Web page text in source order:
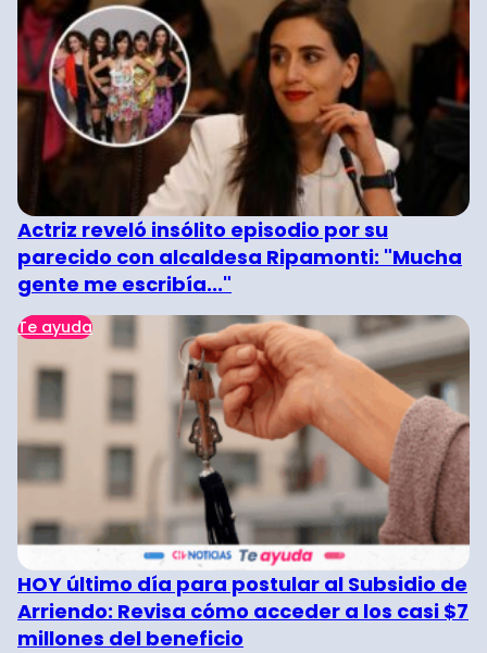
Actriz reveló insólito episodio por su
parecido con alcaldesa Ripamonti: "Mucha
gente me escribía..."
Te ayuda
HOY último día para postular al Subsidio de
Arriendo: Revisa cómo acceder a los casi $7
millones del beneficio